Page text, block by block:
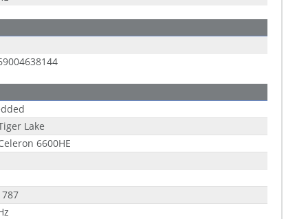
Lake
6600HE